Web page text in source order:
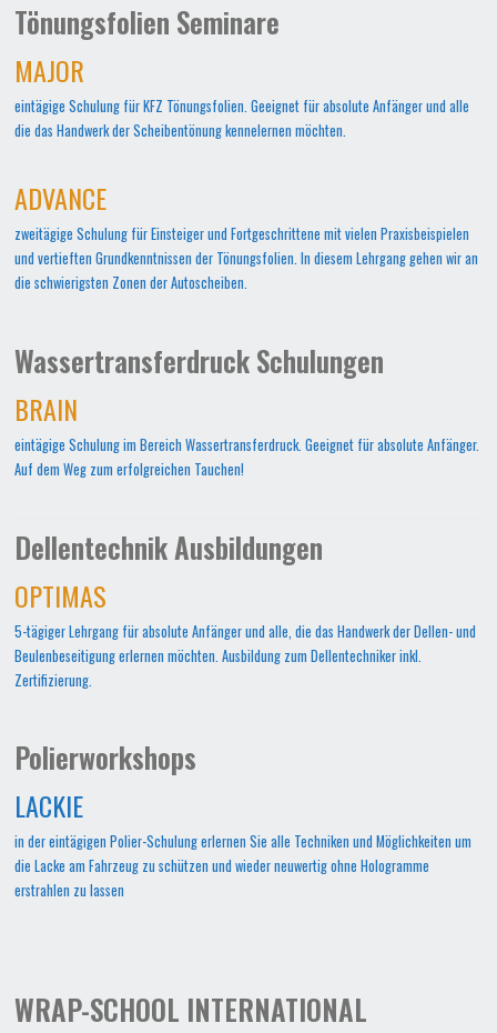
Tönungsfolien Seminare
MAJOR
eintägige Schulung für KFZ Tönungsfolien. Geeignet für absolute Anfänger und alle
die das Handwerk der Scheibentönung kennelernen möchten.
ADVANCE
zweitägige Schulung für Einsteiger und Fortgeschrittene mit vielen Praxisbeispielen
und vertieften Grundkenntnissen der Tönungsfolien. In diesem Lehrgang gehen wir an
die schwierigsten Zonen der Autoscheiben.
Wassertransferdruck Schulungen
BRAIN
eintägige Schulung im Bereich Wassertransferdruck. Geeignet für absolute Anfänger.
Auf dem Weg zum erfolgreichen Tauchen!
Dellentechnik Ausbildungen
OPTIMAS
5-tägiger Lehrgang für absolute Anfänger und alle, die das Handwerk der Dellen- und
Beulenbeseitigung erlernen möchten. Ausbildung zum Dellentechniker inkl.
Zertifizierung.
Polierworkshops
LACKIE
in der eintägigen Polier-Schulung erlernen Sie alle Techniken und Möglichkeiten um
die Lacke am Fahrzeug zu schützen und wieder neuwertig ohne Hologramme
erstrahlen zu lassen
WRAP-SCHOOL INTERNATIONAL